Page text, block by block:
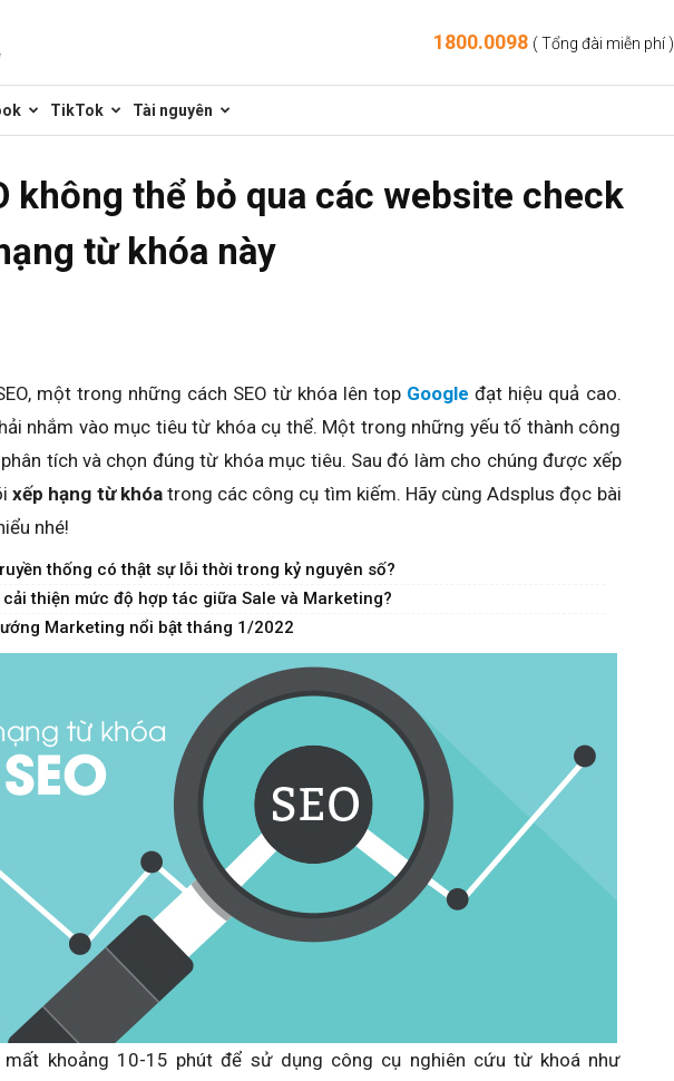
sẻ
marketing
1800.0098 ( Tổng đài miễn phí )
TikTok Tài nguyên
không thể bỏ qua các website check
từ khóa này
một trong những cách SEO từ khóa lên top Google đạt hiệu quả cao.
nhắm vào mục tiêu từ khóa cụ thể. Một trong những yếu tố thành công
phân tích và chọn đúng từ khóa mục tiêu. Sau đó làm cho chúng được xếp
xếp hạng từ khóatrong các công cụ tìm kiếm. Hãy cùng Adsplus đọc bài
nhé!
thống có thật sự lỗi thời trong kỷ nguyên số?
cải thiện mức độ hợp tác giữa Sale và Marketing?
Marketing nổi bật tháng 1/2022
mất khoảng 10-15 phút để sử dụng công cụ nghiên cứu từ khoá như